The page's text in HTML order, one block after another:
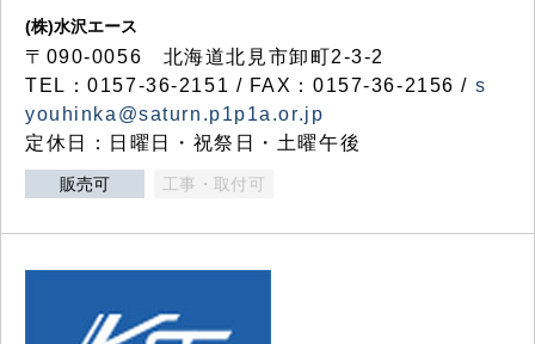
(株)水沢エース
〒090-0056 北海道北見市卸町2-3-2
TEL：0157-36-2151 / FAX：0157-36-2156 / s
youhinka@saturn.p1p1a.or.jp
定休日：日曜日・祝祭日・土曜午後
販売可 工事・取付可